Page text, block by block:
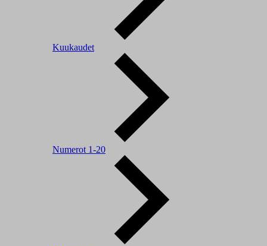
Kuukaudet
Numerot 1-20